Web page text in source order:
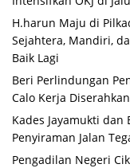
H.harun Maju di
Sejahtera, Mandiri,
Baik Lagi
Beri Perlindungan
Calo Kerja
Kades Jayamukti dan
Penyiraman Jalan
Pengadilan Negeri